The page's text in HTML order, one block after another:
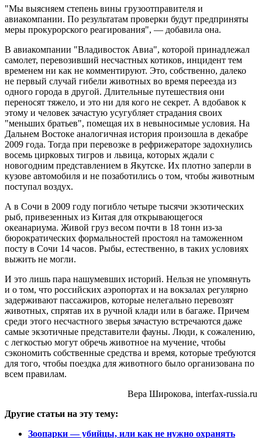
"Мы выясняем степень вины грузоотправителя и
авиакомпании. По результатам проверки будут предприняты
меры прокурорского реагирования", — добавила она.
В авиакомпании "Владивосток Авиа", которой принадлежал
самолет, перевозивший несчастных котиков, инцидент тем
временем ни как не комментируют. Это, собственно, далеко
не первый случай гибели животных во время переезда из
одного города в другой. Длительные путешествия они
переносят тяжело, и это ни для кого не секрет. А вдобавок к
этому и человек зачастую усугубляет страдания своих
"меньших братьев", помещая их в невыносимые условия. На
Дальнем Востоке аналогичная история произошла в декабре
2009 года. Тогда при перевозке в рефрижераторе задохнулись
восемь цирковых тигров и львица, которых ждали с
новогодним представлением в Якутске. Их плотно заперли в
кузове автомобиля и не позаботились о том, чтобы животным
поступал воздух.
А в Сочи в 2009 году погибло четыре тысячи экзотических
рыб, привезенных из Китая для открывающегося
океанариума. Живой груз весом почти в 18 тонн из-за
бюрократических формальностей простоял на таможенном
посту в Сочи 14 часов. Рыбы, естественно, в таких условиях
выжить не могли.
И это лишь пара нашумевших историй. Нельзя не упомянуть
и о том, что российских аэропортах и на вокзалах регулярно
задерживают пассажиров, которые нелегально перевозят
животных, спрятав их в ручной клади или в багаже. Причем
среди этого несчастного зверья зачастую встречаются даже
самые экзотичные представители фауны. Люди, к сожалению,
с легкостью могут обречь животное на мучение, чтобы
сэкономить собственные средства и время, которые требуются
для того, чтобы поездка для животного было организована по
всем правилам.
Вера Широкова, interfax-russia.ru
Другие статьи на эту тему:
Зоопарки — убийцы, или как не нужно охранять